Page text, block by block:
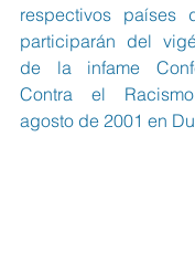
respectivos países
participarán del
de la infame
Contra el
agosto de 2001 en